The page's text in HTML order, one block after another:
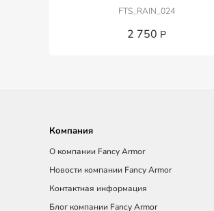
FTS_RAIN_024
2 750 Р
Компания
О компании Fancy Armor
Новости компании Fancy Armor
Контактная информация
Блог компании Fancy Armor